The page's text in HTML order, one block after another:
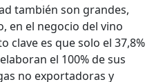
también son grandes,
en el negocio del vino
clave es que solo el 37,8%
el 100% de sus
no exportadoras y